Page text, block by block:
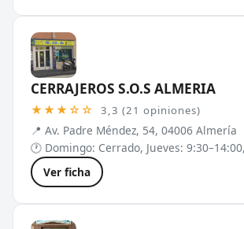
CERRAJEROS S.O.S ALMERIA
★★★☆☆ 3,3 (21 opiniones)
📍 Av. Padre Méndez, 54, 04006 Almería
🕐 Domingo: Cerrado, Jueves:
Ver ficha